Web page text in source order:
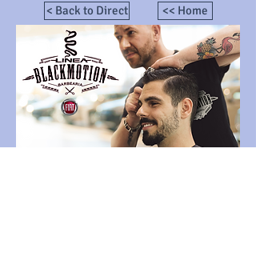
< Back to Direct << Home